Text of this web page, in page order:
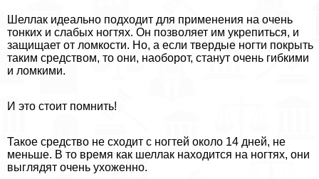
Шеллак идеально подходит для применения на очень
тонких и слабых ногтях. Он позволяет им укрепиться, и
защищает от ломкости. Но, а если твердые ногти покрыть
таким средством, то они, наоборот, станут очень гибкими
и ломкими.
И это стоит помнить!
Такое средство не сходит с ногтей около 14 дней, не
меньше. В то время как шеллак находится на ногтях, они
выглядят очень ухоженно.